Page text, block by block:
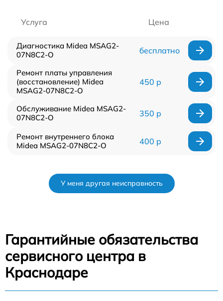
Услуга Цена
Диагностика Midea MSAG2-
07N8C2-O
бесплатно
Ремонт платы управления
(восстановление) Midea
MSAG2-07N8C2-O
450 р
Обслуживание Midea MSAG2-
07N8C2-O
350 р
Ремонт внутреннего блока
Midea MSAG2-07N8C2-O
400 р
У меня другая неисправность
Гарантийные обязательства
сервисного центра в
Краснодаре